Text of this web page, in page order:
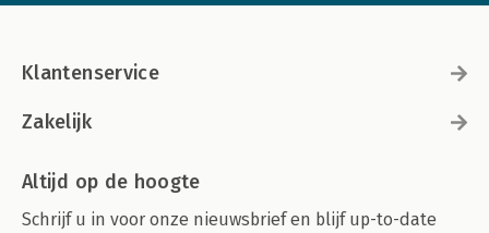
Klantenservice
Zakelijk
Altijd op de hoogte
Schrijf u in voor onze nieuwsbrief en blijf up-to-date